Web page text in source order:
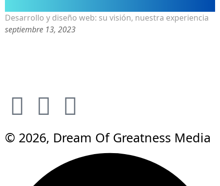
Desarrollo y diseño web: su visión, nuestra experiencia
septiembre 13, 2023
© 2026, Dream Of Greatness Media